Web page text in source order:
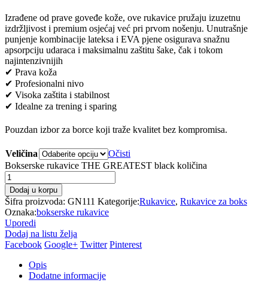
Izrađene od prave goveđe kože, ove rukavice pružaju izuzetnu
izdržljivost i premium osjećaj već pri prvom nošenju. Unutrašnje
punjenje kombinacije lateksa i EVA pjene osigurava snažnu
apsorpciju udaraca i maksimalnu zaštitu šake, čak i tokom
najintenzivnijih
✔ Prava koža
✔ Profesionalni nivo
✔ Visoka zaštita i stabilnost
✔ Idealne za trening i sparing
Pouzdan izbor za borce koji traže kvalitet bez kompromisa.
Veličina
Očisti
Bokserske rukavice THE GREATEST black količina
Dodaj u korpu
Šifra proizvoda: GN111 Kategorije:Rukavice, Rukavice za boks
Oznaka:bokserske rukavice
Uporedi
Dodaj na listu želja
Facebook Google+ Twitter Pinterest
Opis
Dodatne informacije